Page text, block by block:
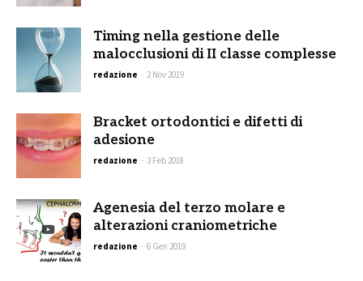
Timing nella gestione delle
malocclusioni di II classe complesse
redazione - 2 Nov 2019
Bracket ortodontici e difetti di
adesione
redazione - 3 Feb 2018
Agenesia del terzo molare e
alterazioni craniometriche
redazione - 6 Gen 2019